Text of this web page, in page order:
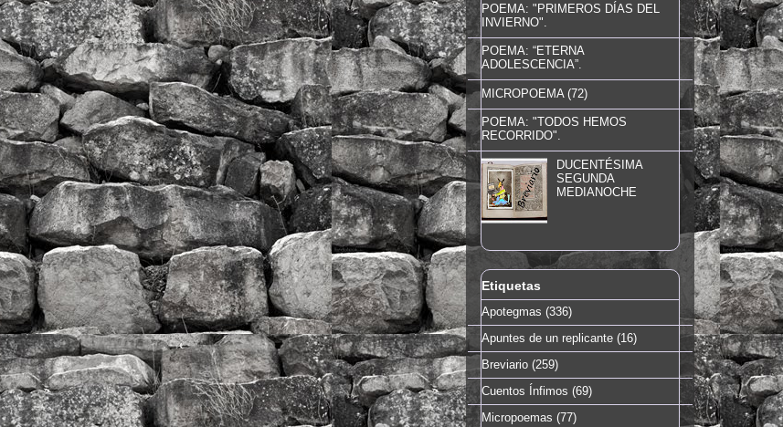
POEMA: "PRIMEROS DÍAS DEL
INVIERNO".
POEMA: “ETERNA
ADOLESCENCIA”.
MICROPOEMA (72)
POEMA: "TODOS HEMOS
RECORRIDO".
DUCENTÉSIMA
SEGUNDA
MEDIANOCHE
Etiquetas
Apotegmas (336)
Apuntes de un replicante (16)
Breviario (259)
Cuentos Ínfimos (69)
Micropoemas (77)